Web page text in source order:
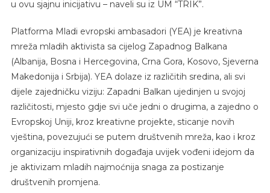
u ovu sjajnu inicijativu – naveli su iz UM “TRIK”.
Platforma Mladi evropski ambasadori (YEA) je kreativna
mreža mladih aktivista sa cijelog Zapadnog Balkana
(Albanija, Bosna i Hercegovina, Crna Gora, Kosovo, Sjeverna
Makedonija i Srbija). YEA dolaze iz različitih sredina, ali svi
dijele zajedničku viziju: Zapadni Balkan ujedinjen u svojoj
različitosti, mjesto gdje svi uče jedni o drugima, a zajedno o
Evropskoj Uniji, kroz kreativne projekte, sticanje novih
vještina, povezujući se putem društvenih mreža, kao i kroz
organizaciju inspirativnih događaja uvijek vođeni idejom da
je aktivizam mladih najmoćnija snaga za postizanje
društvenih promjena.